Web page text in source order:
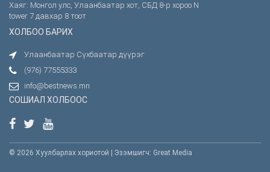
Хаяг: Монгол улс, Улаанбаатар хот, СБД 8-р хороо N
tower 7 давхар 8 тоот
ХОЛБОО БАРИХ
Улаанбаатар Сүхбаатар дүүрэг
(976) 77555333
info@bestnews.mn
СОШИАЛ ХОЛБООС
© 2026 Хуулбарлах хориотой | Эзэмшигч: Great Media